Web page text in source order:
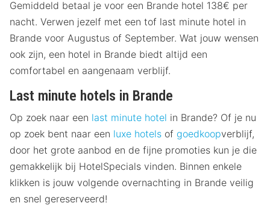
Gemiddeld betaal je voor een Brande hotel 138€ per
nacht. Verwen jezelf met een tof last minute hotel in
Brande voor Augustus of September. Wat jouw wensen
ook zijn, een hotel in Brande biedt altijd een
comfortabel en aangenaam verblijf.
Last minute hotels in Brande
Op zoek naar een last minute hotel in Brande? Of je nu
op zoek bent naar een luxe hotels of goedkoopverblijf,
door het grote aanbod en de fijne promoties kun je die
gemakkelijk bij HotelSpecials vinden. Binnen enkele
klikken is jouw volgende overnachting in Brande veilig
en snel gereserveerd!